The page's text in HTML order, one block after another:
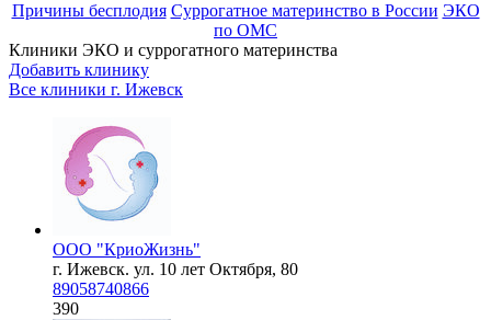
Причины бесплодия Суррогатное материнство в России ЭКО
по ОМС
Клиники ЭКО и суррогатного материнства
Добавить клинику
Все клиники г. Ижевск
ООО "КриоЖизнь"
г. Ижевск. ул. 10 лет Октября, 80
89058740866
390